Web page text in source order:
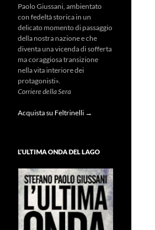
Paolo Giussani, ambientato
con fedeltà storica in un
delicato momento di passaggio
della nostra nazione e che
diventa una vicenda di sofferta
ma coraggiosa transizione
nella vita interiore dei
protagonisti».
Corriere della Sera
Acquista su Feltrinelli →
L’ULTIMA ONDA DEL LAGO